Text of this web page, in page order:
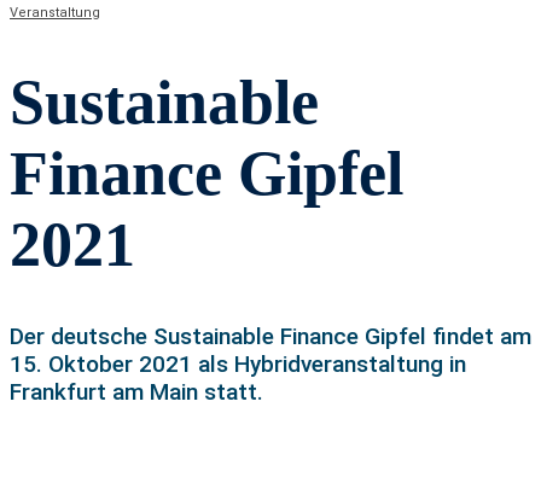
Veranstaltung
Sustainable
Finance Gipfel
2021
Der deutsche Sustainable Finance Gipfel findet am
15. Oktober 2021 als Hybridveranstaltung in
Frankfurt am Main statt.